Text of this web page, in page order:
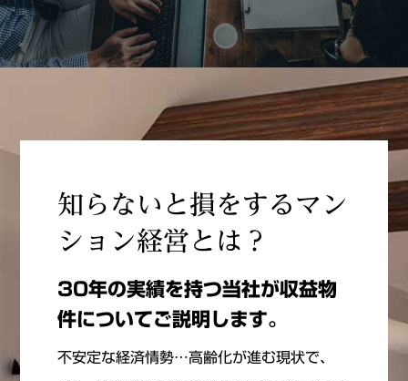
知らないと損をする マン
ション経営とは？
30年の実績を持つ当社が収益物
件についてご説明します。
不安定な経済情勢…高齢化が進む現状で、